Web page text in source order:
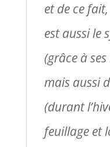
et de ce
est aussi le
(grâce à
mais aussi
(durant
feuillage et